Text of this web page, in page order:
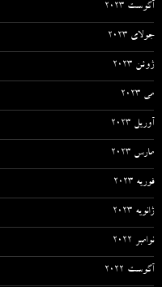
آگوست 2023
جولای 2023
ژوئن 2023
می 2023
آوریل 2023
مارس 2023
فوریه 2023
ژانویه 2023
نوامبر 2022
آگوست 2022